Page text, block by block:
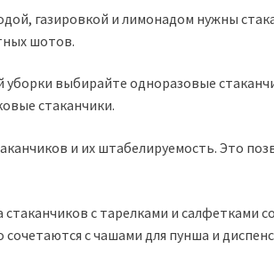
газировкой и лимонадом нужны
шотов.
выбирайте одноразовые
стаканчики.
и их штабелируемость. Это
с тарелками и салфетками
с чашами для пунша и